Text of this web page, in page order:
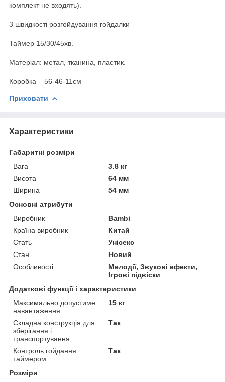
комплект не входять).
3 швидкості розгойдування гойдалки
Таймер 15/30/45хв.
Матеріал: метал, тканина, пластик.
Коробка – 56-46-11см
Приховати
Характеристики
Габаритні розміри
Вага
3.8 кг
Висота
64 мм
Ширина
54 мм
Основні атрибути
Виробник
Bambi
Країна виробник
Китай
Стать
Унісекс
Стан
Новий
Особливості
Мелодії, Звукові ефекти,
Ігрові підвіски
Додаткові функції і характеристики
Максимально допустиме
навантаження
15 кг
Складна конструкція для
зберігання і
транспортування
Так
Контроль гойдання
таймером
Так
Розміри